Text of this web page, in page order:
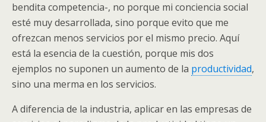
bendita competencia-, no porque mi conciencia social
esté muy desarrollada, sino porque evito que me
ofrezcan menos servicios por el mismo precio. Aquí
está la esencia de la cuestión, porque mis dos
ejemplos no suponen un aumento de la productividad,
sino una merma en los servicios.
A diferencia de la industria, aplicar en las empresas de